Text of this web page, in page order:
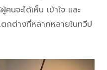
นจะได้เห็น เข้าใจ และ
ต่างที่หลากหลายในทวีป